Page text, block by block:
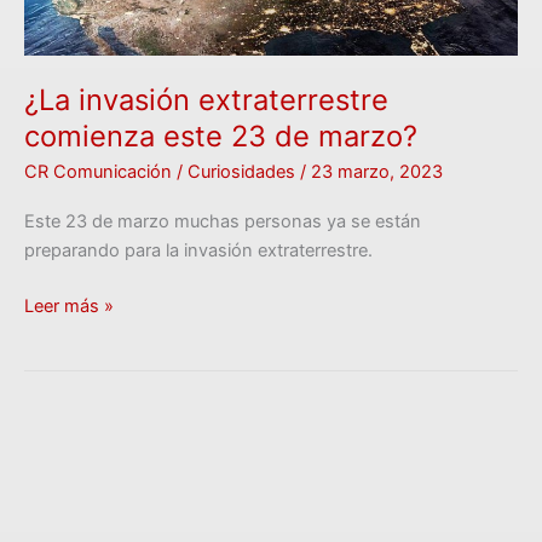
¿La invasión extraterrestre
comienza este 23 de marzo?
CR Comunicación / Curiosidades / 23 marzo, 2023
Este 23 de marzo muchas personas ya se están
preparando para la invasión extraterrestre.
Leer más »